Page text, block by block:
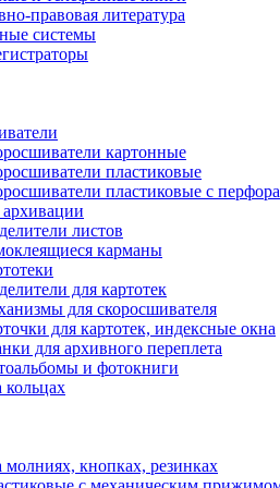
правовая литература
системы
картонные
пластиковые
пластиковые с
листов
карманы
для картотек
для скоросшивателя
для картотек, индексные окна
для архивного переплета
и фотокниги
кнопках, резинках